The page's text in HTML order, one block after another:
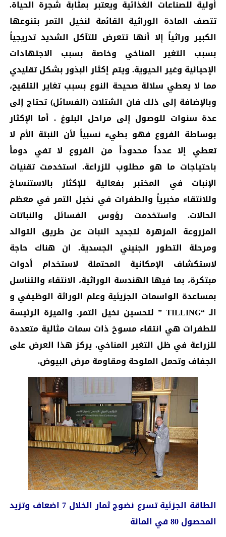
أولية للصناعات الغذائية ويعتبر بمثابة شجرة الحياة.
تتصف المادة الوراثية القائمة لنخيل التمر بتنوعها
الكبير وراثياً إلا أنها تتعرض للتآكل الشديد تدريجياً
بسبب التغير المناخي وخاصة بسبب الاجتهادات
الإحيائية وغير الحيوية. ويتم إكثار البذور بشكل تقليدي
مما لا يعطي سلالة صحيحة النوع بسبب تغاير التلقيح،
وبالإضافة إلى ذلك فان الشتلات (الفسائل) تحتاج إلى
عدة سنوات للوصول إلى مراحل البلوغ . أما الإكثار
بوساطة الفروع فهو بطيء نسبياً لأن النبتة الأم لا
تعطي إلا عدداُ محدوداً من الفروع لا تفي دوماً
باحتياجات ما هو مطلوب للزراعة. استخدمت تقنيات
الإنبات في المختبر بفعالية للإكثار بالاستنساخ
وللانتقاء مخبرياً والطفرات في نخيل التمر في معظم
الحالات. واستخدمت رؤوس الفسائل والنباتات
المزروعة المزهرة لتجديد النبات عن طريق التوالد
ومرحلة التطور الجنيني الجسدية. ان هناك حاجة
لاستكشاف الإمكانية المحتملة لاستخدام أدوات
مبتكرة، بما فيها الهندسة الوراثية، الانتقاء والتناسل
بمساعدة الواسمات الجزيئية وعلم الوراثة الوظيفي و
الـ “TILLING ” لتحسين نخيل التمر. والميزة الرئيسة
للطفرات هي انتقاء مسوخ ذات سمات مثالية متعددة
للزراعة في ظل التغير المناخي. يركز هذا العرض على
الجفاف وتحمل الملوحة ومقاومة مرض البيوض.
الطاقة الجزئية تسرع نضوج ثمار الخلال 7 اضعاف وتزيد
المحصول 80 في المائة